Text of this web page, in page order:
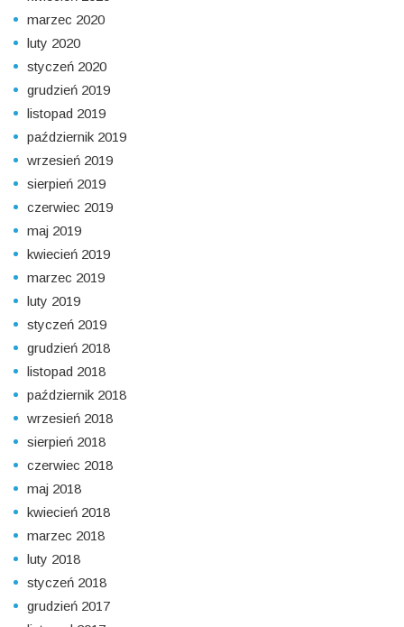
marzec 2020
luty 2020
styczeń 2020
grudzień 2019
listopad 2019
październik 2019
wrzesień 2019
sierpień 2019
czerwiec 2019
maj 2019
kwiecień 2019
marzec 2019
luty 2019
styczeń 2019
grudzień 2018
listopad 2018
październik 2018
wrzesień 2018
sierpień 2018
czerwiec 2018
maj 2018
kwiecień 2018
marzec 2018
luty 2018
styczeń 2018
grudzień 2017